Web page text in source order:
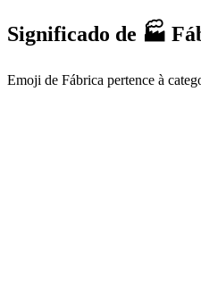
Significado de 🏭
Emoji de Fábrica pertence à